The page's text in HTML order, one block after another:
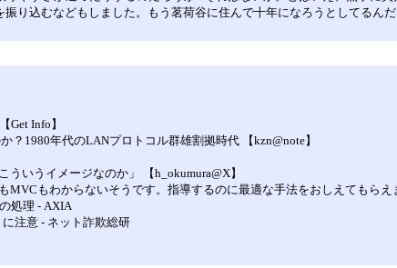
り込むなどもしました。もう茗荷谷に住んで十年になろうとしてるんだ
Get Info】
1980年代のLANプロトコル群雄割拠時代 【kzn@note】
いうイメージなのか」 【h_okumura@X】
もわからないそうです。指導するのに最適な手法をおしえてもらえ
処理 - AXIA
注意 - ネット詐欺総研